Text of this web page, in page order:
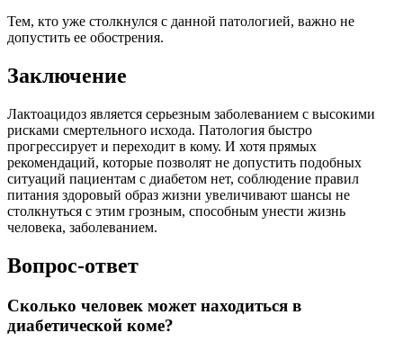
Тем, кто уже столкнулся с данной патологией, важно не
допустить ее обострения.
Заключение
Лактоацидоз является серьезным заболеванием с высокими
рисками смертельного исхода. Патология быстро
прогрессирует и переходит в кому. И хотя прямых
рекомендаций, которые позволят не допустить подобных
ситуаций пациентам с диабетом нет, соблюдение правил
питания здоровый образ жизни увеличивают шансы не
столкнуться с этим грозным, способным унести жизнь
человека, заболеванием.
Вопрос-ответ
Сколько человек может находиться в
диабетической коме?